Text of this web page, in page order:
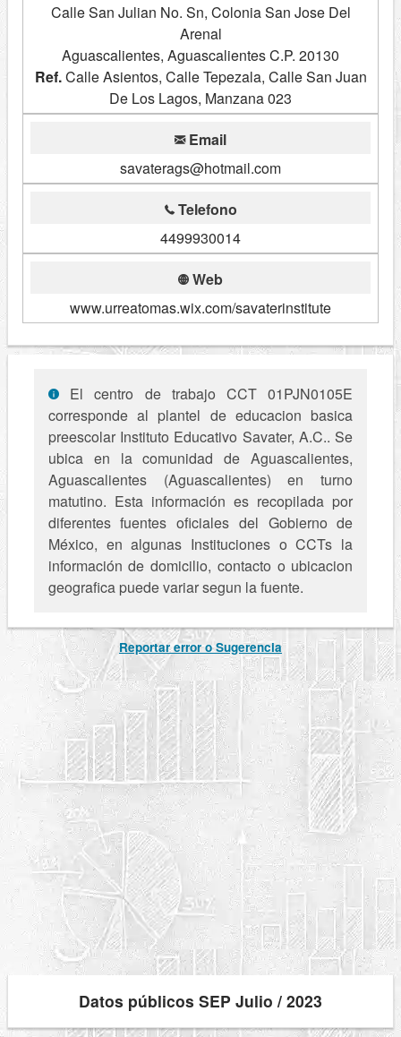
Calle San Julian No. Sn, Colonia San Jose Del
Arenal
Aguascalientes, Aguascalientes C.P. 20130
Ref.Calle Asientos, Calle Tepezala, Calle San Juan
De Los Lagos, Manzana 023
Email
savaterags@hotmail.com
Telefono
4499930014
Web
www.urreatomas.wix.com/savaterinstitute
El centro de trabajo CCT 01PJN0105E
corresponde al plantel de educacion basica
preescolar Instituto Educativo Savater, A.C.. Se
ubica en la comunidad de Aguascalientes,
Aguascalientes (Aguascalientes) en turno
matutino. Esta información es recopilada por
diferentes fuentes oficiales del Gobierno de
México, en algunas Instituciones o CCTs la
información de domicilio, contacto o ubicacion
geografica puede variar segun la fuente.
Reportar error o Sugerencia
Datos públicos SEP Julio / 2023